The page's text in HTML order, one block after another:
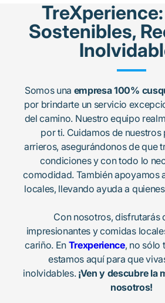
Sostenibles,
Somos una empresa 100%
por brindarte un servicio
del camino. Nuestro equipo
por ti. Cuidamos de
arrieros, asegurándonos de que
condiciones y con todo lo
comodidad. También apoyamos
locales, llevando ayuda a
Con nosotros, disfrutarás
impresionantes y comidas
cariño. En Trexperience, no sólo
estamos aquí para que
inolvidables. ¡Ven y descubre la
nosotros!